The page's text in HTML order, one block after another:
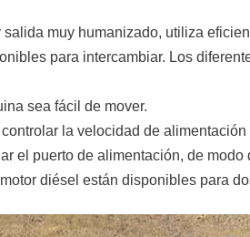
muy humanizado, utiliza
para intercambiar. Los
sea fácil de mover.
la velocidad de
el puerto de alimentación, de
diésel están disponibles para